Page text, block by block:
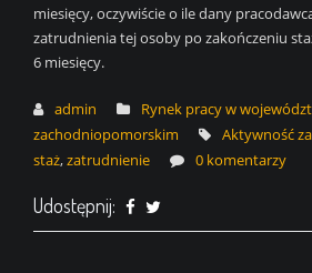
miesięcy, oczywiście o ile dany
zatrudnienia tej osoby po zakończeniu
6 miesięcy.
admin
Rynek pracy w
zachodniopomorskim
Aktywność
staż,zatrudnienie 0 komentarzy
Udostępnij: